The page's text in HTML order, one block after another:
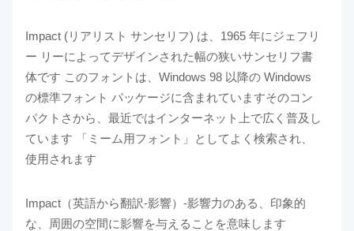
Impact (リアリスト サンセリフ) は、1965 年にジェフリ
ー リーによってデザインされた幅の狭いサンセリフ書
体です このフォントは、Windows 98 以降の Windows
の標準フォント パッケージに含まれていますそのコン
パクトさから、最近ではインターネット上で広く普及し
ています 「ミーム用フォント」としてよく検索され、
使用されます
Impact（英語から翻訳-影響）-影響力のある、印象的
な、周囲の空間に影響を与えることを意味します